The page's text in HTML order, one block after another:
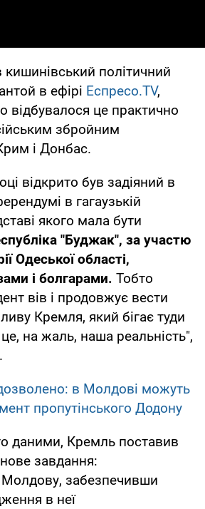
політичний
в ефірі Еспресо.TV,
відбувалося це практично
збройним
і Донбас.
відкрито був задіяний в
в гагаузькій
якого мала бути
"Буджак", за участю
Одеської області,
і болгарами. Тобто
вів і продовжує вести
Кремля, який бігає туди
на жаль, наша реальність",
в Молдові можуть
пропутінського Додону
даними, Кремль поставив
завдання:
Молдову, забезпечивши
в неї